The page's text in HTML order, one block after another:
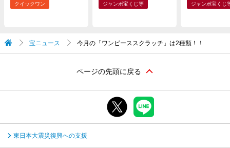
クイックワン ジャンボ宝くじ等 ジャンボ宝くじ
宝ニュース 今月の「ワンピーススクラッチ」は2種類！！
ページの先頭に戻る
東日本大震災復興への支援